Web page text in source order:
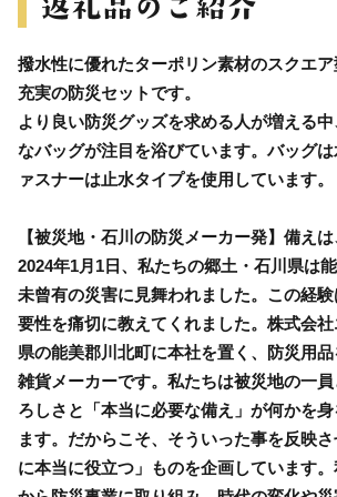
撥水性に優れたターポリン素材のスクエ
充実の防災セットです。
より良い防災グッズを求める人が増える
なバッグが注目を浴びています。バッグ
ァスナーは止水タイプを使用しています。
【被災地・石川の防災メーカー発】備えは
2024年1月1日、私たちの郷土・石川県は
未曾有の災害に見舞われました。この経
要性を痛切に教えてくれました。株式会社
県の能美郡川北町に本社を置く、防災用
雑貨メーカーです。私たちは被災地の一
ろしさと「本当に必要な備え」が何かを
ます。だからこそ、そういった事を反映
に本当に役立つ」ものを企画しています